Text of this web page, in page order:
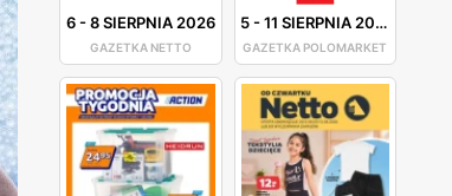
6-8 SIERPNIA 2026
GAZETKA NETTO
5-11 SIERPNIA 2026
GAZETKA POLOMARKET